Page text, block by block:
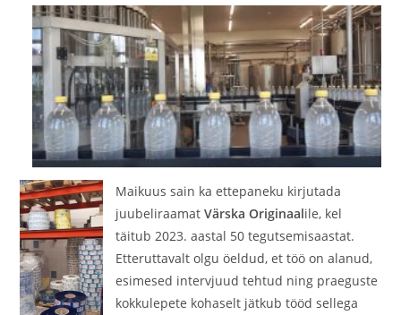
Maikuus sain ka ettepaneku kirjutada
juubeliraamatVärska Originaalile, kel
täitub 2023. aastal 50 tegutsemisaastat.
Etteruttavalt olgu öeldud, et töö on alanud,
esimesed intervjuud tehtud ning praeguste
kokkulepete kohaselt jätkub tööd sellega